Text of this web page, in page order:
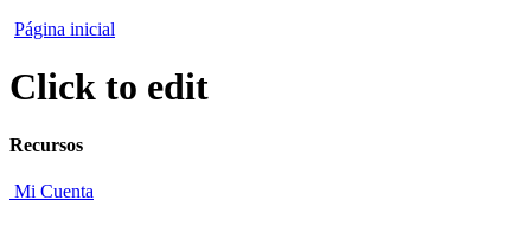
Página inicial
Click to edit
Recursos
Mi Cuenta